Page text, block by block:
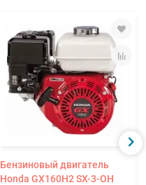
Бензиновый двигатель
Honda GX160H2 SX-3-OH